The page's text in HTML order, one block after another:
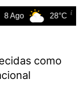
8 Ago 28°C
como